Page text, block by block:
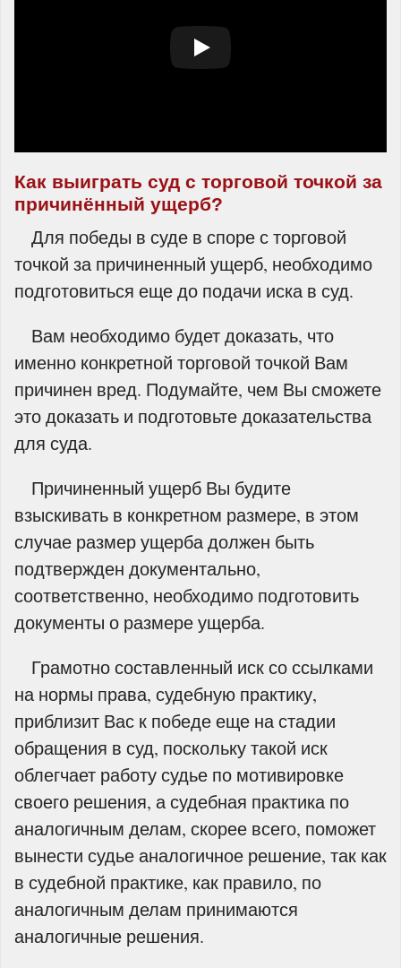
Как выиграть суд с торговой точкой за
причинённый ущерб?
Для победы в суде в споре с торговой
точкой за причиненный ущерб, необходимо
подготовиться еще до подачи иска в суд.
Вам необходимо будет доказать, что
именно конкретной торговой точкой Вам
причинен вред. Подумайте, чем Вы сможете
это доказать и подготовьте доказательства
для суда.
Причиненный ущерб Вы будите
взыскивать в конкретном размере, в этом
случае размер ущерба должен быть
подтвержден документально,
соответственно, необходимо подготовить
документы о размере ущерба.
Грамотно составленный иск со ссылками
на нормы права, судебную практику,
приблизит Вас к победе еще на стадии
обращения в суд, поскольку такой иск
облегчает работу судье по мотивировке
своего решения, а судебная практика по
аналогичным делам, скорее всего, поможет
вынести судье аналогичное решение, так как
в судебной практике, как правило, по
аналогичным делам принимаются
аналогичные решения.